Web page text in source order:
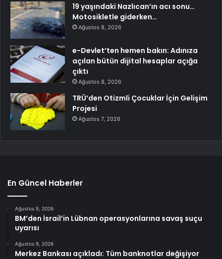
19 yaşındaki Nazlıcan’ın acı sonu…
Motosikletle giderken…
Ağustos 8, 2026
e-Devlet’ten hemen bakın: Adınıza
açılan bütün dijital hesaplar açığa
çıktı
Ağustos 8, 2026
TRÜ’den Otizmli Çocuklar İçin Gelişim
Projesi
Ağustos 7, 2026
En Güncel Haberler
Ağustos 9, 2026
BM’den İsrail’in Lübnan operasyonlarına savaş suçu
uyarısı
Ağustos 9, 2026
Merkez Bankası açıkladı: Tüm banknotlar değişiyor